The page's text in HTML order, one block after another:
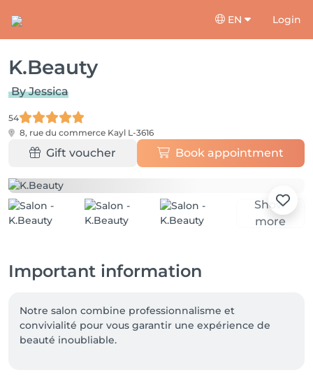
EN Login
K.Beauty
By Jessica
54
8, rue du commerce Kayl L-3616
Gift voucher Book appointment
Show
more
Important information
Notre salon combine professionnalisme et
convivialité pour vous garantir une expérience de
beauté inoubliable.